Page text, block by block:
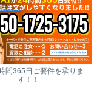
間365日ご要件を承りま
す！！